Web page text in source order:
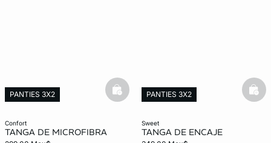
confort
TANGA DE MICROFIBRA
PANTIES 3X2 basketfull
sweet
TANGA DE ENCAJE
PANTIES 3X2